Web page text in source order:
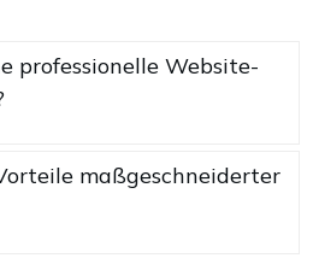
professionelle Website-
maßgeschneiderter